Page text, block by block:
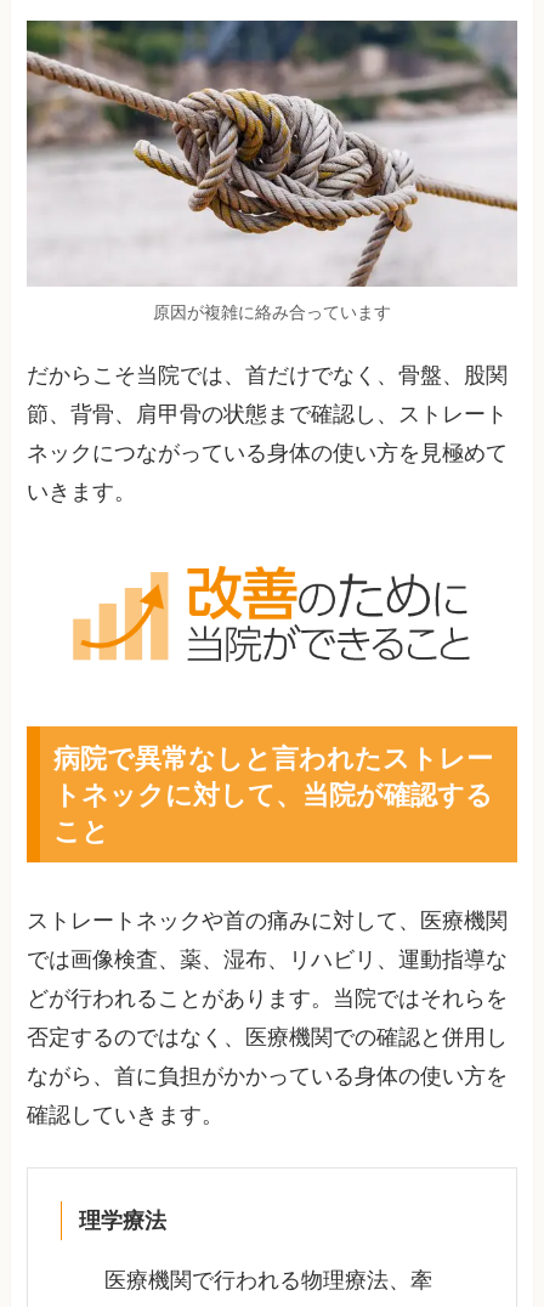
原因が複雑に絡み合っています
だからこそ当院では、首だけでなく、骨盤、股関
節、背骨、肩甲骨の状態まで確認し、ストレート
ネックにつながっている身体の使い方を見極めて
いきます。
病院で異常なしと言われたストレー
トネックに対して、当院が確認する
こと
ストレートネックや首の痛みに対して、医療機関
では画像検査、薬、湿布、リハビリ、運動指導な
どが行われることがあります。当院ではそれらを
否定するのではなく、医療機関での確認と併用し
ながら、首に負担がかかっている身体の使い方を
確認していきます。
理学療法
医療機関で行われる物理療法、牽